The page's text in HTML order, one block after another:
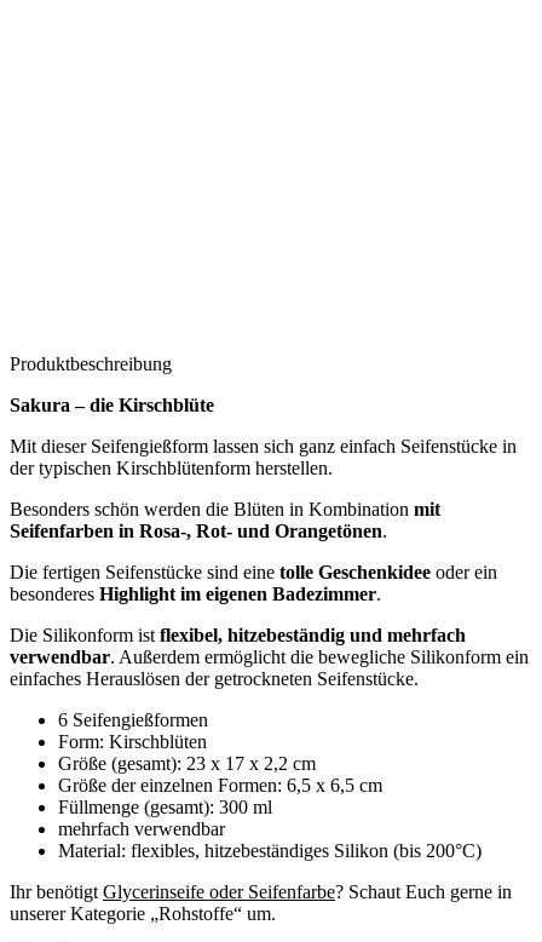
Produktbeschreibung
Sakura – die Kirschblüte
Mit dieser Seifengießform lassen sich ganz einfach Seifenstücke in
der typischen Kirschblütenform herstellen.
Besonders schön werden die Blüten in Kombination mit
Seifenfarben in Rosa-, Rot- und Orangetönen.
Die fertigen Seifenstücke sind eine tolle Geschenkidee oder ein
besonderes Highlight im eigenen Badezimmer.
Die Silikonform ist flexibel, hitzebeständig und mehrfach
verwendbar. Außerdem ermöglicht die bewegliche Silikonform ein
einfaches Herauslösen der getrockneten Seifenstücke.
6 Seifengießformen
Form: Kirschblüten
Größe (gesamt): 23 x 17 x 2,2 cm
Größe der einzelnen Formen: 6,5 x 6,5 cm
Füllmenge (gesamt): 300 ml
mehrfach verwendbar
Material: flexibles, hitzebeständiges Silikon (bis 200°C)
Ihr benötigt Glycerinseife oder Seifenfarbe? Schaut Euch gerne in
unserer Kategorie „Rohstoffe“ um.